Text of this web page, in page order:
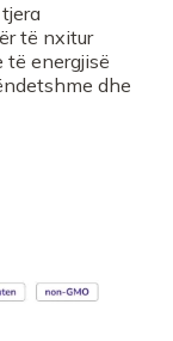
të nxitur
të energjisë
dhe